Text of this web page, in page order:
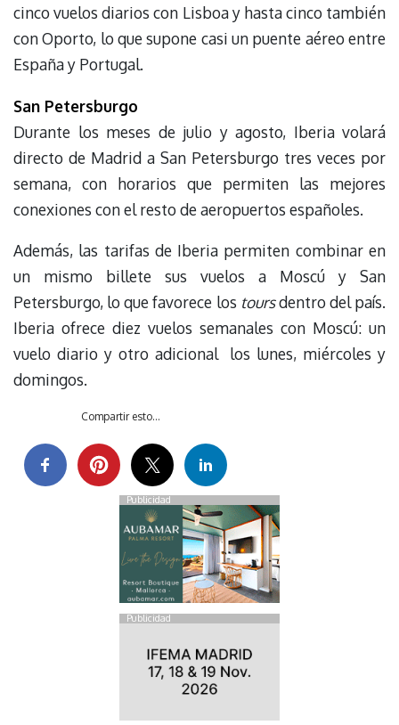
cinco vuelos diarios con Lisboa y hasta cinco también
con Oporto, lo que supone casi un puente aéreo entre
España y Portugal.
San Petersburgo
Durante los meses de julio y agosto, Iberia volará
directo de Madrid a San Petersburgo tres veces por
semana, con horarios que permiten las mejores
conexiones con el resto de aeropuertos españoles.
Además, las tarifas de Iberia permiten combinar en
un mismo billete sus vuelos a Moscú y San
Petersburgo, lo que favorece los toursdentro del país.
Iberia ofrece diez vuelos semanales con Moscú: un
vuelo diario y otro adicional los lunes, miércoles y
domingos.
Compartir esto...
Publicidad
Publicidad